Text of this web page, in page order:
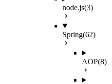
node.js(3)
Spring(62)
AOP(8)